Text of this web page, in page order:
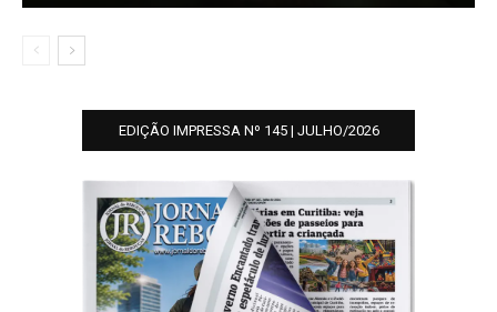
EDIÇÃO IMPRESSA Nº 145 | JULHO/2026